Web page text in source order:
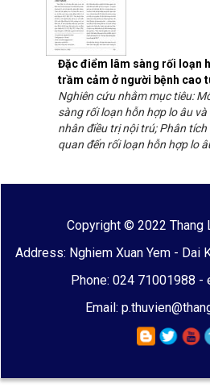
Đặc điểm lâm sàng rối loạn
trầm cảm ở người bệnh cao
Nghiên cứu nhằm mục tiêu:
sàng rối loạn hỗn hợp lo âu
nhân điều trị nội trú; Phân
quan đến rối loạn hỗn hợp lo
Copyright © 2022 Thang
Address: Nghiem Xuan Yem - Dai
Phone: 024 71001988 -
Email: